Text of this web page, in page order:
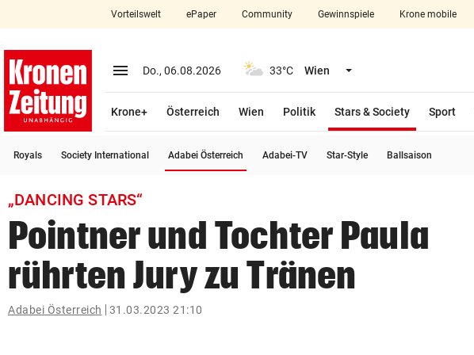
closeSchließen
account_circle Anmelden
arrow_right
arrow_right
bookmark
Suchbegriff
eingeben
Vorteilswelt ePaper Community Gewinnspiele Krone mobile
menu Menü aufklappen
Do., 06.08.2026 33°C Wien Menü aufklappen
Krone+ Österreich Wien Politik Stars & Society
Sport
Royals Society International Adabei Österreich Adabei-TV Star-Style Ballsaison
„DANCING STARS“
Pointner und Tochter Paula
rührten Jury zu Tränen
Adabei Österreich 31.03.2023 21:10